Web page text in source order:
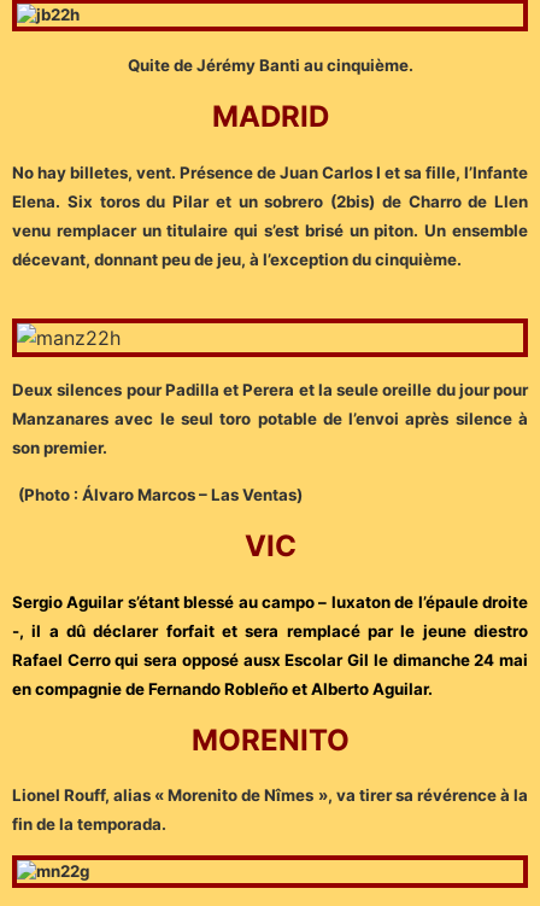
Quite de Jérémy Banti au cinquième.
MADRID
No hay billetes, vent. Présence de Juan Carlos I et sa fille, l’Infante
Elena. Six toros du Pilar et un sobrero (2bis) de Charro de Llen
venu remplacer un titulaire qui s’est brisé un piton. Un ensemble
décevant, donnant peu de jeu, à l’exception du cinquième.
Deux silences pour Padilla et Perera et la seule oreille du jour pour
Manzanares avec le seul toro potable de l’envoi après silence à
son premier.
(Photo : Álvaro Marcos – Las Ventas)
VIC
Sergio Aguilar s’étant blessé au campo – luxaton de l’épaule droite
-, il a dû déclarer forfait et sera remplacé par le jeune diestro
Rafael Cerro qui sera opposé ausx Escolar Gil le dimanche 24 mai
en compagnie de Fernando Robleño et Alberto Aguilar.
MORENITO
Lionel Rouff, alias « Morenito de Nîmes », va tirer sa révérence à la
fin de la temporada.